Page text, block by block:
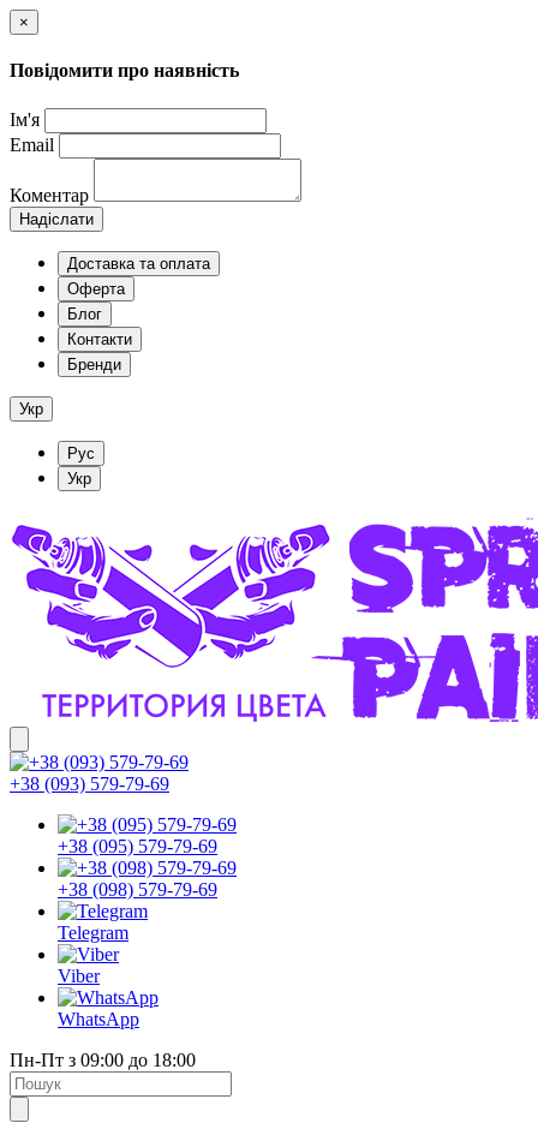
×
Повідомити про наявність
Ім'я
Email
Коментар
Надіслати
Доставка та оплата
Оферта
Блог
Контакти
Бренди
Укр
Рус
Укр
+38 (093) 579-79-69
+38 (095) 579-79-69
+38 (098) 579-79-69
Telegram
Viber
WhatsApp
Пн-Пт з 09:00 до 18:00